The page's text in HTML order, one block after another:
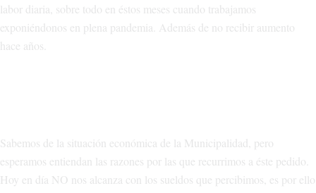
labor diaria, sobre todo en éstos meses cuando trabajamos
exponiéndonos en plena pandemia. Además de no recibir aumento
hace años.
Sabemos de la situación económica de la Municipalidad, pero
esperamos entiendan las razones por las que recurrimos a éste pedido.
Hoy en día NO nos alcanza con los sueldos que percibimos, es por ello